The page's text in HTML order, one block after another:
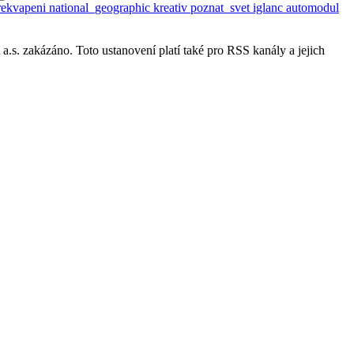
national_geographic kreativ poznat_svet iglanc automodul
zakázáno. Toto ustanovení platí také pro RSS kanály a jejich